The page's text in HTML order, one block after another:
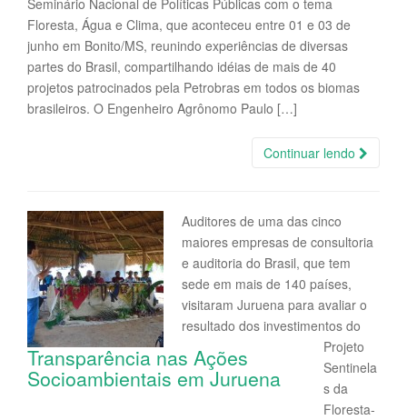
Seminário Nacional de Políticas Públicas com o tema
Floresta, Água e Clima, que aconteceu entre 01 e 03 de
junho em Bonito/MS, reunindo experiências de diversas
partes do Brasil, compartilhando idéias de mais de 40
projetos patrocinados pela Petrobras em todos os biomas
brasileiros. O Engenheiro Agrônomo Paulo […]
Continuar lendo
Transparência nas Ações
Socioambientais em Juruena
Auditores de uma das cinco
maiores empresas de consultoria
e auditoria do Brasil, que tem
sede em mais de 140 países,
visitaram Juruena para avaliar o
resultado dos investimentos do
Projeto
Sentinela
s da
Floresta-